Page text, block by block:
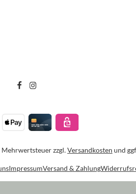
Mehrwertsteuer zzgl.Versandkosten und
ImpressumVersand & Zahlung